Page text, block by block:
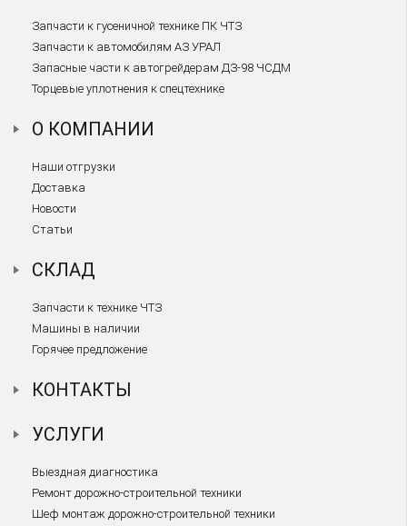
Запчасти к гусеничной технике ПК ЧТЗ
Запчасти к автомобилям АЗ УРАЛ
Запасные части к автогрейдерам ДЗ-98 ЧСДМ
Торцевые уплотнения к спецтехнике
О КОМПАНИИ
Наши отгрузки
Доставка
Новости
Статьи
СКЛАД
Запчасти к технике ЧТЗ
Машины в наличии
Горячее предложение
КОНТАКТЫ
УСЛУГИ
Выездная диагностика
Ремонт дорожно-строительной техники
Шеф монтаж дорожно-строительной техники